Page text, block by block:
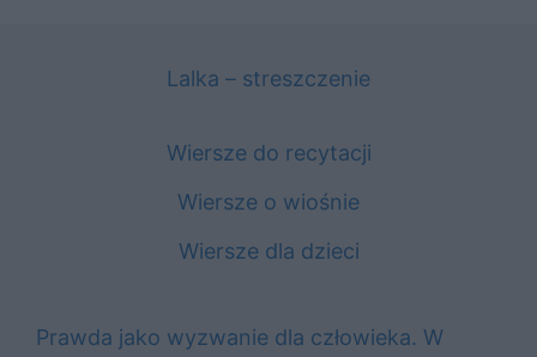
Lalka – streszczenie
Wiersze do recytacji
Wiersze o wiośnie
Wiersze dla dzieci
Prawda jako wyzwanie dla człowieka. W